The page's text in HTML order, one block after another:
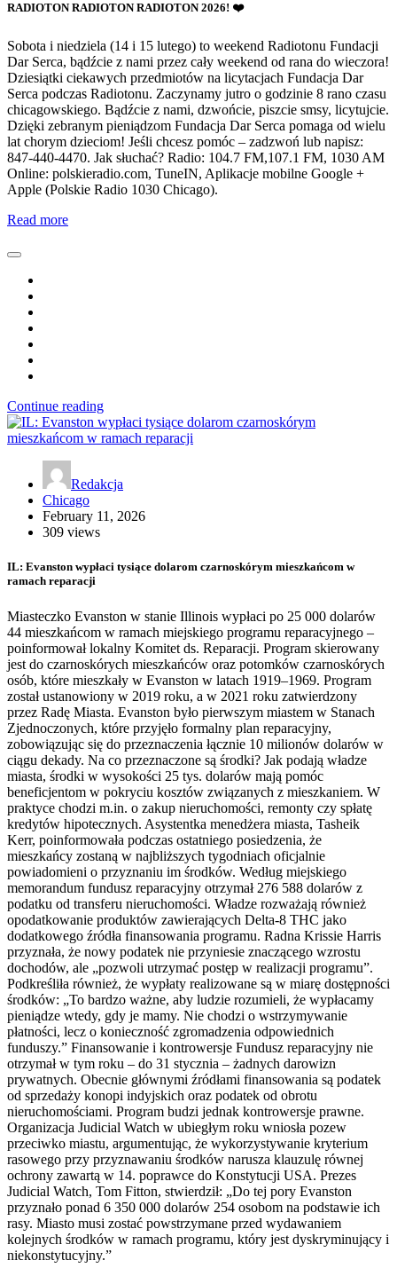
RADIOTON RADIOTON RADIOTON 2026! ❤️
Sobota i niedziela (14 i 15 lutego) to weekend Radiotonu Fundacji
Dar Serca, bądźcie z nami przez cały weekend od rana do wieczora!
Dziesiątki ciekawych przedmiotów na licytacjach Fundacja Dar
Serca podczas Radiotonu. Zaczynamy jutro o godzinie 8 rano czasu
chicagowskiego. Bądźcie z nami, dzwońcie, piszcie smsy, licytujcie.
Dzięki zebranym pieniądzom Fundacja Dar Serca pomaga od wielu
lat chorym dzieciom! Jeśli chcesz pomóc – zadzwoń lub napisz:
847-440-4470. Jak słuchać? Radio: 104.7 FM,107.1 FM, 1030 AM
Online: polskieradio.com, TuneIN, Aplikacje mobilne Google +
Apple (Polskie Radio 1030 Chicago).
Read more
Continue reading
Redakcja
Chicago
February 11, 2026
309 views
IL: Evanston wypłaci tysiące dolarom czarnoskórym mieszkańcom w
ramach reparacji
Miasteczko Evanston w stanie Illinois wypłaci po 25 000 dolarów
44 mieszkańcom w ramach miejskiego programu reparacyjnego –
poinformował lokalny Komitet ds. Reparacji. Program skierowany
jest do czarnoskórych mieszkańców oraz potomków czarnoskórych
osób, które mieszkały w Evanston w latach 1919–1969. Program
został ustanowiony w 2019 roku, a w 2021 roku zatwierdzony
przez Radę Miasta. Evanston było pierwszym miastem w Stanach
Zjednoczonych, które przyjęło formalny plan reparacyjny,
zobowiązując się do przeznaczenia łącznie 10 milionów dolarów w
ciągu dekady. Na co przeznaczone są środki? Jak podają władze
miasta, środki w wysokości 25 tys. dolarów mają pomóc
beneficjentom w pokryciu kosztów związanych z mieszkaniem. W
praktyce chodzi m.in. o zakup nieruchomości, remonty czy spłatę
kredytów hipotecznych. Asystentka menedżera miasta, Tasheik
Kerr, poinformowała podczas ostatniego posiedzenia, że
mieszkańcy zostaną w najbliższych tygodniach oficjalnie
powiadomieni o przyznaniu im środków. Według miejskiego
memorandum fundusz reparacyjny otrzymał 276 588 dolarów z
podatku od transferu nieruchomości. Władze rozważają również
opodatkowanie produktów zawierających Delta-8 THC jako
dodatkowego źródła finansowania programu. Radna Krissie Harris
przyznała, że nowy podatek nie przyniesie znaczącego wzrostu
dochodów, ale „pozwoli utrzymać postęp w realizacji programu”.
Podkreśliła również, że wypłaty realizowane są w miarę dostępności
środków: „To bardzo ważne, aby ludzie rozumieli, że wypłacamy
pieniądze wtedy, gdy je mamy. Nie chodzi o wstrzymywanie
płatności, lecz o konieczność zgromadzenia odpowiednich
funduszy.” Finansowanie i kontrowersje Fundusz reparacyjny nie
otrzymał w tym roku – do 31 stycznia – żadnych darowizn
prywatnych. Obecnie głównymi źródłami finansowania są podatek
od sprzedaży konopi indyjskich oraz podatek od obrotu
nieruchomościami. Program budzi jednak kontrowersje prawne.
Organizacja Judicial Watch w ubiegłym roku wniosła pozew
przeciwko miastu, argumentując, że wykorzystywanie kryterium
rasowego przy przyznawaniu środków narusza klauzulę równej
ochrony zawartą w 14. poprawce do Konstytucji USA. Prezes
Judicial Watch, Tom Fitton, stwierdził: „Do tej pory Evanston
przyznało ponad 6 350 000 dolarów 254 osobom na podstawie ich
rasy. Miasto musi zostać powstrzymane przed wydawaniem
kolejnych środków w ramach programu, który jest dyskryminujący i
niekonstytucyjny.”